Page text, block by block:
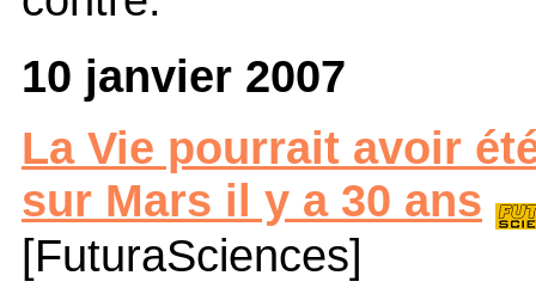
10 janvier 2007
La Vie pourrait avoir
sur Mars il y a 30 ans
[FuturaSciences]